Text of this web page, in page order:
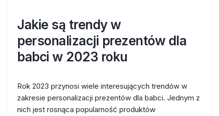
Jakie są trendy w
personalizacji prezentów dla
babci w 2023 roku
Rok 2023 przynosi wiele interesujących trendów w
zakresie personalizacji prezentów dla babci. Jednym z
nich jest rosnąca popularność produktów